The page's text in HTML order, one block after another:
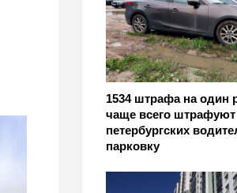
1534 штрафа на один
чаще всего штрафуют
петербургских
парковку